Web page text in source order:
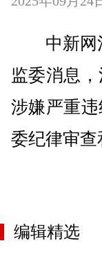
中新网河
监委消息
涉嫌严重
委纪律审
编辑精选